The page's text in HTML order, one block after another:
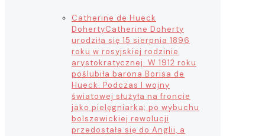
Catherine de Hueck
DohertyCatherine Doherty
urodziła się 15 sierpnia 1896
roku w rosyjskiej rodzinie
arystokratycznej. W 1912 roku
poślubiła barona Borisa de
Hueck. Podczas I wojny
światowej służyła na froncie
jako pielęgniarka; po wybuchu
bolszewickiej rewolucji
przedostała się do Anglii, a